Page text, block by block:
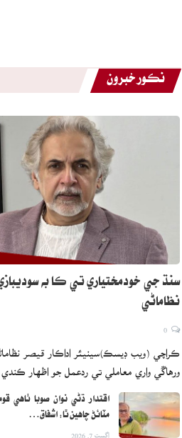
نڪور خبرون
سنڌ جي خودمختياري تي ڪا به
نظاماڻي
ڪراچي (ويب ڊيسڪ)سينيئر اداڪار قيصر
ورهاڱي واري معاملي تي ردعمل جو اظهار
اقتدار ڌڻي نوان صوبا ٺاهي
مٽائڻ چاهين ٿا: اشفاق…
اگست 7, 2026